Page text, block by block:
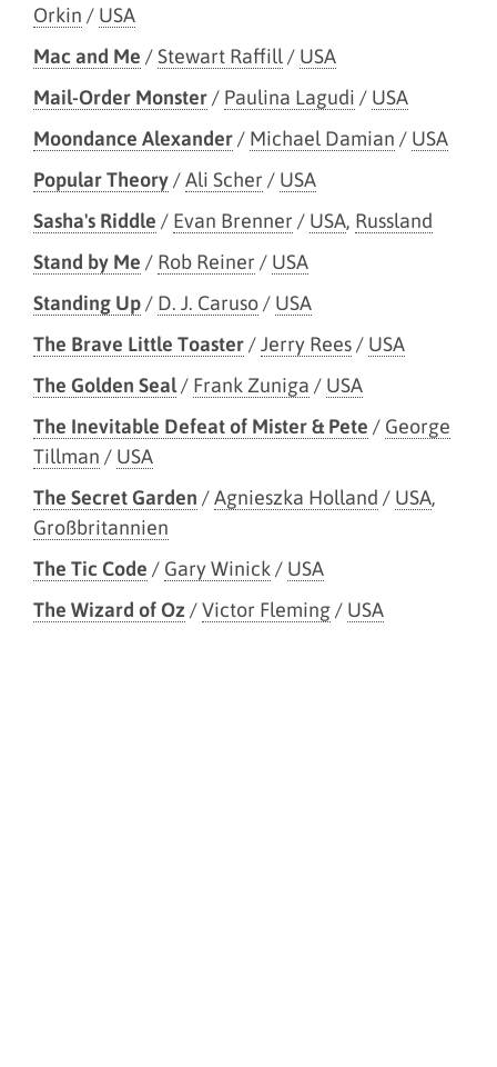
Orkin / USA
Mac and Me /Stewart Raffill/ USA
Mail-Order Monster/ Paulina Lagudi / USA
Moondance Alexander/ Michael Damian / USA
Popular Theory/Ali Scher / USA
Sasha's Riddle / Evan Brenner / USA, Russland
Stand by Me / Rob Reiner / USA
Standing Up/ D. J. Caruso/ USA
The Brave Little Toaster/Jerry Rees/ USA
The Golden Seal/ Frank Zuniga / USA
The Inevitable Defeat of Mister & Pete / George
Tillman / USA
The Secret Garden /Agnieszka Holland / USA,
Großbritannien
The Tic Code / Gary Winick / USA
The Wizard of Oz /Victor Fleming/ USA